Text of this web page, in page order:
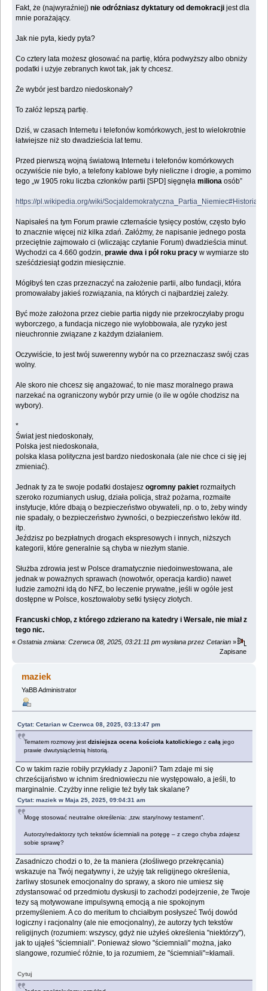
Fakt, że (najwyraźniej)nie odróżniasz dyktatury od demokracjijest dla
mnie porażający.
Jak nie pyta, kiedy pyta?
Co cztery lata możesz głosować na partię, która podwyższy albo obniży
podatki i użyje zebranych kwot tak, jak ty chcesz.
Że wybór jest bardzo niedoskonały?
To załóż lepszą partię.
Dziś, w czasach Internetu i telefonów komórkowych, jest to wielokrotnie
łatwiejsze niż sto dwadzieścia lat temu.
Przed pierwszą wojną światową Internetu i telefonów komórkowych
oczywiście nie było, a telefony kablowe były nieliczne i drogie, a pomimo
tego „w 1905 roku liczba członków partii [SPD] sięgnęłamiliona osób”
https://pl.wikipedia.org/wiki/
Napisałeś na tym Forum prawie czternaście tysięcy postów, często było
to znacznie więcej niż kilka zdań. Załóżmy, że napisanie jednego posta
przeciętnie zajmowało ci (wliczając czytanie Forum) dwadzieścia minut.
Wychodzi ca 4.660 godzin,prawie dwa i pół roku pracy w wymiarze sto
sześćdziesiąt godzin miesięcznie.
Mógłbyś ten czas przeznaczyć na założenie partii, albo fundacji, która
promowałaby jakieś rozwiązania, na których ci najbardziej zależy.
Być może założona przez ciebie partia nigdy nie przekroczyłaby progu
wyborczego, a fundacja niczego nie wylobbowała, ale ryzyko jest
nieuchronnie związane z każdym działaniem.
Oczywiście, to jest twój suwerenny wybór na co przeznaczasz swój czas
wolny.
Ale skoro nie chcesz się angażować, to nie masz moralnego prawa
narzekać na ograniczony wybór przy urnie (o ile w ogóle chodzisz na
wybory).
*
Świat jest niedoskonały,
Polska jest niedoskonała,
polska klasa polityczna jest bardzo niedoskonała (ale nie chce ci się jej
zmieniać).
Jednak ty za te swoje podatki dostajeszogromny pakiet rozmaitych
szeroko rozumianych usług, działa policja, straż pożarna, rozmaite
instytucje, które dbają o bezpieczeństwo obywateli, np. o to, żeby windy
nie spadały, o bezpieczeństwo żywności, o bezpieczeństwo leków itd.
itp.
Jeździsz po bezpłatnych drogach ekspresowych i innych, niższych
kategorii, które generalnie są chyba w niezłym stanie.
Służba zdrowia jest w Polsce dramatycznie niedoinwestowana, ale
jednak w poważnych sprawach (nowotwór, operacja kardio) nawet
ludzie zamożni idą do NFZ, bo leczenie prywatne, jeśli w ogóle jest
dostępne w Polsce, kosztowałoby setki tysięcy złotych.
Francuski chłop, z którego zdzierano na katedry i Wersale, nie miał z
tego nic.
« Ostatnia zmiana: Czerwca 08, 2025, 03:21:11 pm wysłana przez Cetarian »
Zapisane
maziek
YaBB Administrator
Cytat: Cetarian w Czerwca 08, 2025, 03:13:47 pm
Tematem rozmowy jestdzisiejsza ocena kościoła katolickiego zcałąjego
prawie dwutysiącletnią historią.
Co w takim razie robiły przykłady z Japonii? Tam zdaje mi się
chrześcijaństwo w ichnim średniowieczu nie występowało, a jeśli, to
marginalnie. Czyżby inne religie też były tak skalane?
Cytat: maziek w Maja 25, 2025, 09:04:31 am
Mogę stosować neutralne określenia: „tzw. stary/nowy testament”.
Autorzy/redaktorzy tych tekstów ściemniali na potęgę – z czego chyba zdajesz
sobie sprawę?
Zasadniczo chodzi o to, że ta maniera (złośliwego przekręcania)
wskazuje na Twój negatywny i, że użyję tak religijnego określenia,
żarliwy stosunek emocjonalny do sprawy, a skoro nie umiesz się
zdystansować od przedmiotu dyskusji to zachodzi podejrzenie, że Twoje
tezy są motywowane impulsywną emocją a nie spokojnym
przemyśleniem. A co do meritum to chciałbym posłyszeć Twój dowód
logiczny i racjonalny (ale nie emocjonalny), że autorzy tych tekstów
religijnych (rozumiem: wszyscy, gdyż nie użyłeś określenia "niektórzy"),
jak to ująłeś "ściemniali". Ponieważ słowo "ściemniali" można, jako
slangowe, rozumieć różnie, to ja rozumiem, że "ściemniali"=kłamali.
Cytuj